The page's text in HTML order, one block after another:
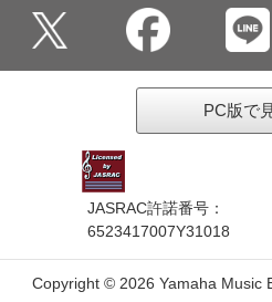
PC版で
JASRAC許諾番号：
6523417007Y31018
Copyright © 2026 Yamaha Music